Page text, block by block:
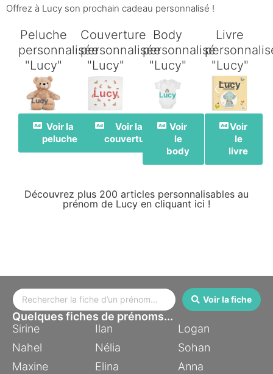
Offrez à Lucy son prochain cadeau personnalisé !
Peluche
personnalisée
"Lucy"
Lucy
Voir la
peluche
Couverture
personnalisée
"Lucy"
Lucy
Voir la
couverture
Body
personnalisé
"Lucy"
Lucy
Voir
le
body
Livre
"Lucy"
Lucy
Voir
le
livre
Découvrez plus 200 articles personnalisables au
prénom de Lucy en cliquant ici !
Voir la fiche
Quelques fiches de prénoms...
Sirine
Ilan
Logan
Nahel
Nélia
Sohan
Maxine
Elina
Anna